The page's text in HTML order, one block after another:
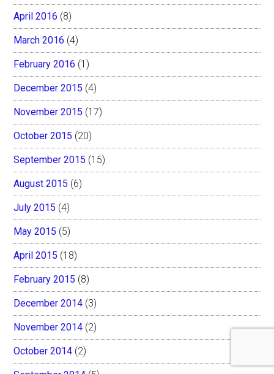
April 2016 (8)
March 2016 (4)
February 2016 (1)
December 2015 (4)
November 2015 (17)
October 2015 (20)
September 2015 (15)
August 2015 (6)
July 2015 (4)
May 2015 (5)
April 2015 (18)
February 2015 (8)
December 2014 (3)
November 2014 (2)
October 2014 (2)